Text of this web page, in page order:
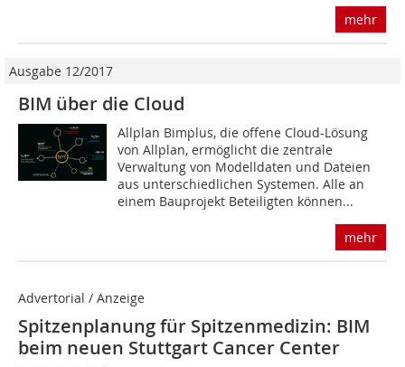
mehr
Ausgabe 12/2017
BIM über die Cloud
Allplan Bimplus, die offene Cloud-Lösung
von Allplan, ermöglicht die zentrale
Verwaltung von Modelldaten und Dateien
aus unterschiedlichen Systemen. Alle an
einem Bauprojekt Beteiligten können...
mehr
Advertorial / Anzeige
Spitzenplanung für Spitzenmedizin: BIM
beim neuen Stuttgart Cancer Center